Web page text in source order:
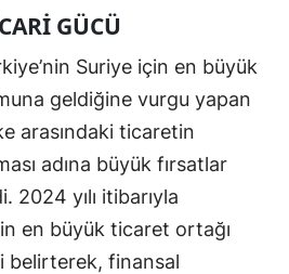
GÜCÜ
Suriye için en büyük
geldiğine vurgu yapan
arasındaki ticaretin
adına büyük fırsatlar
2024 yılı itibarıyla
en büyük ticaret ortağı
belirterek, finansal